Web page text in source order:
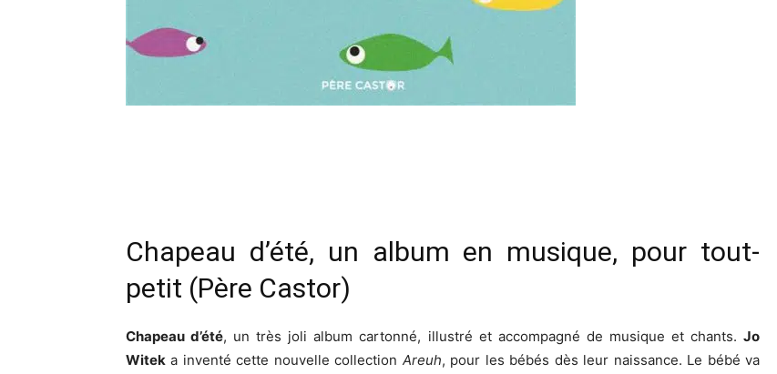
Chapeau d’été, un album en musique, pour tout-
petit (Père Castor)
Chapeau d’été, un très joli album cartonné, illustré et accompagné de musique et chants.Jo
Witek a inventé cette nouvelle collection Areuh, pour les bébés dès leur naissance. Le bébé va